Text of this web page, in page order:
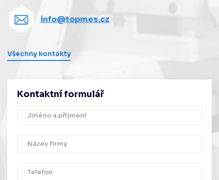
info@topmes.cz
Všechny kontakty
Kontaktní formulář